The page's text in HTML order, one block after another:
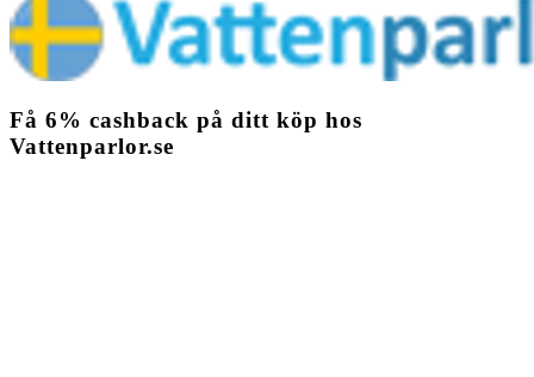
Få 6% cashback på ditt köp hos
Vattenparlor.se